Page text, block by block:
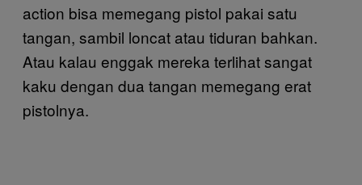
action bisa memegang pistol pakai satu
tangan, sambil loncat atau tiduran bahkan.
Atau kalau enggak mereka terlihat sangat
kaku dengan dua tangan memegang erat
pistolnya.